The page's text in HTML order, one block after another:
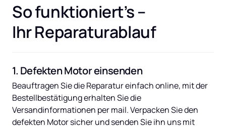
So funktioniert’s –
Ihr Reparaturablauf
1. Defekten Motor einsenden
Beauftragen Sie die Reparatur einfach online, mit der
Bestellbestätigung erhalten Sie die
Versandinformationen per mail. Verpacken Sie den
defekten Motor sicher und senden Sie ihn uns mit